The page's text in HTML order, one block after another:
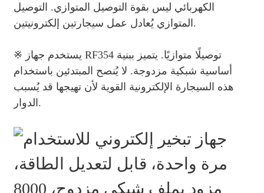
الكهربائي ليس بقوة التوصيل المتوازي. التوصيل
المتوازي يُعادل عمل سيجارتين إلكترونيتين.
※ يستخدم جهاز RF354 توصيلًا متوازيًا. يتميز ببنية
أساسية شبكية مزدوجة. لا يُنصح المبتدئين باستخدام
هذه السيجارة الإلكترونية القوية لأن تهيجها قد يُسبب
الدوار.